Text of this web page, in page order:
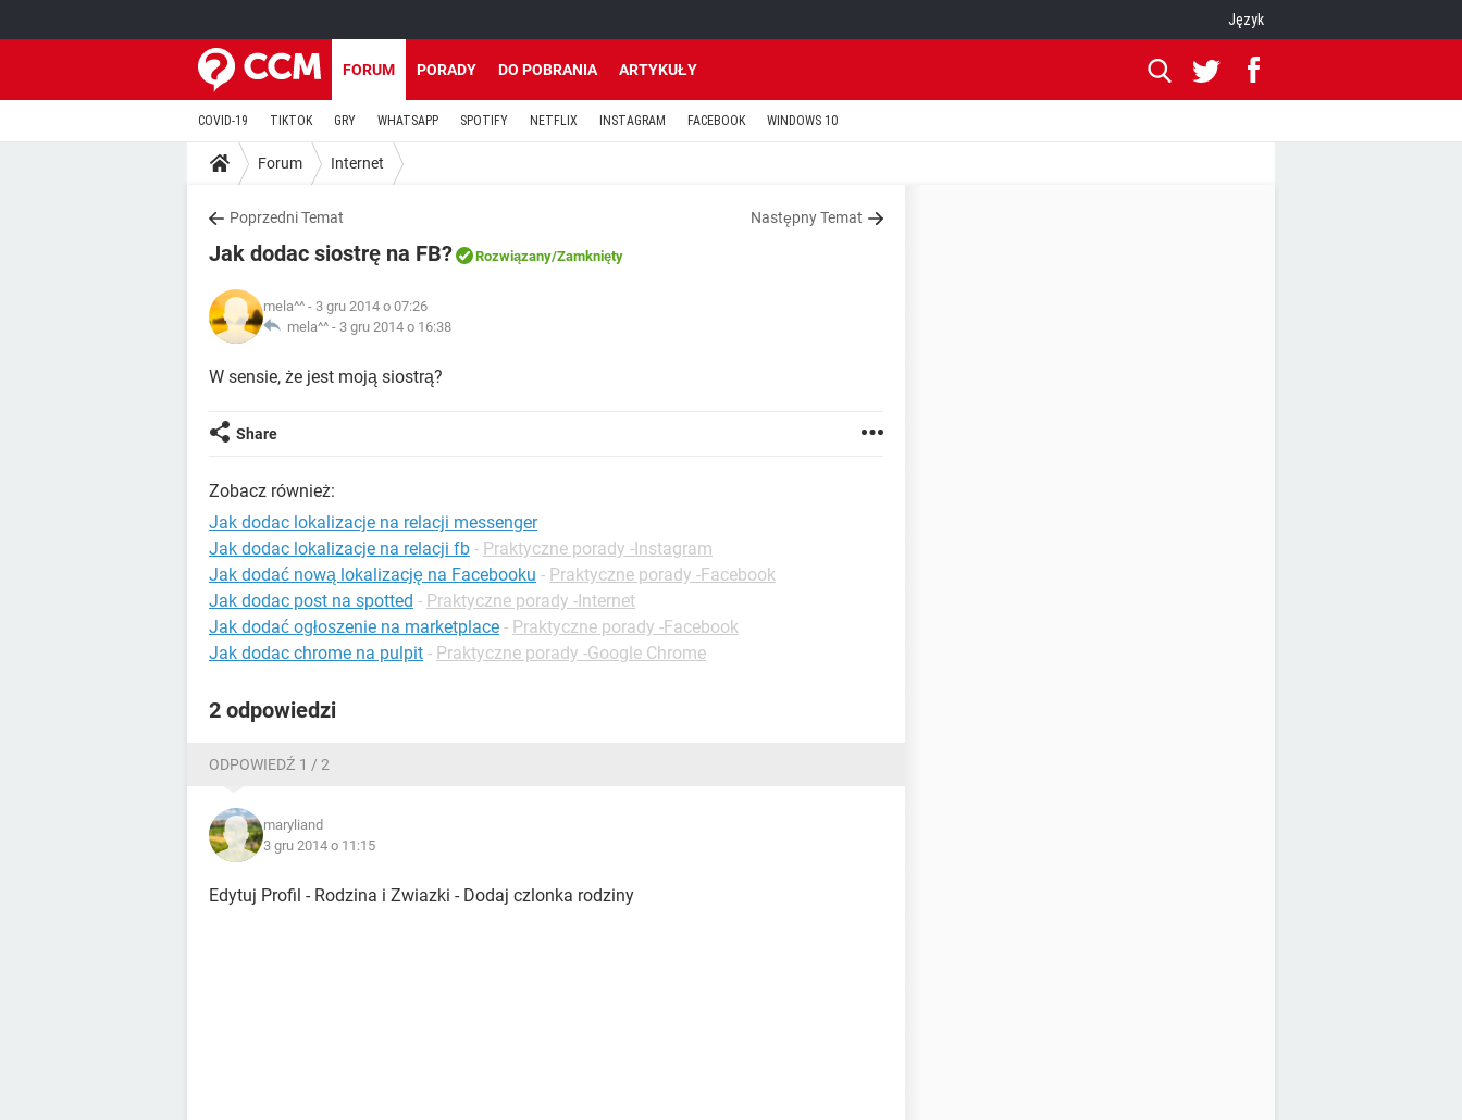
Język
FORUM PORADY DO POBRANIA ARTYKUŁY
COVID-19 TIKTOK GRY WHATSAPP SPOTIFY NETFLIX INSTAGRAM FACEBOOK WINDOWS 10
Forum Internet
Poprzedni Temat Następny Temat
Jak dodac siostrę na FB? Rozwiązany/Zamknięty
mela^^ - 3 gru 2014 o 07:26
mela^^ - 3 gru 2014 o 16:38
W sensie, że jest moją siostrą?
Share
Zobacz również:
Jak dodac lokalizacje na relacji messenger
Jak dodac lokalizacje na relacji fb - Praktyczne porady -Instagram
Jak dodać nową lokalizację na Facebooku - Praktyczne porady -Facebook
Jak dodac post na spotted - Praktyczne porady -Internet
Jak dodać ogłoszenie na marketplace - Praktyczne porady -Facebook
Jak dodac chrome na pulpit - Praktyczne porady -Google Chrome
2 odpowiedzi
ODPOWIEDŹ 1 / 2
maryliand
3 gru 2014 o 11:15
Edytuj Profil - Rodzina i Zwiazki - Dodaj czlonka rodziny